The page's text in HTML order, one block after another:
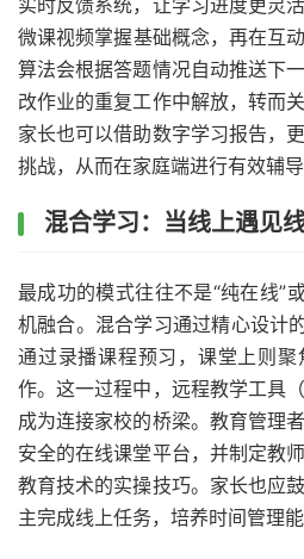
实时反馈系统，让学习进度更灵
微课视频掌握基础概念，再在
算法会根据答题情况自动推送下
改作业的重复工作中解放，转而
家长也可以借助数字学习报告，
挑战，从而在家庭端进行有效辅导
混合学习：当线上遇见
最成功的模式往往不是“纯在线”
机融合。混合学习通过精心设计
通过录播课程预习，课堂上则
作。这一过程中，远程教学工具
成为连接家校的桥梁。教育管理
安全的在线课堂平台，并制定教
教育技术的实操技巧。家长也应
主完成线上任务，培养时间管理能